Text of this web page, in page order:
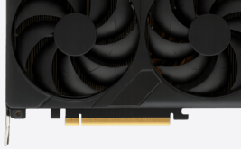
PC-Arena на карте Москвы — Яндекс Карты